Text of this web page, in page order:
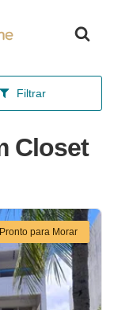
Filtrar
Closet
Pronto para Morar